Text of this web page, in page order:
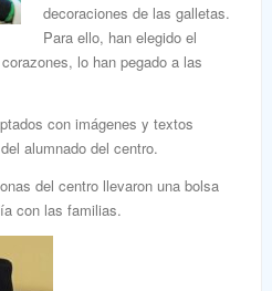
decoraciones de las galletas.
Para ello, han elegido el
lo han pegado a las
con imágenes y textos
alumnado del centro.
del centro llevaron una bolsa
con las familias.